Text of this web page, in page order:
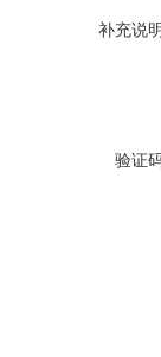
补充说
验证